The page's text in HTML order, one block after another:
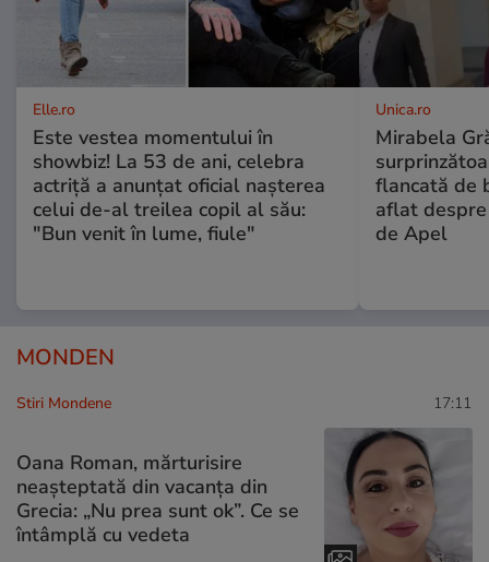
Elle.ro
Este vestea momentului în
showbiz! La 53 de ani, celebra
actriță a anunțat oficial nașterea
celui de-al treilea copil al său:
"Bun venit în lume, fiule"
Unica.ro
Mirabela
flancată de
aflat
de Apel
MONDEN
Stiri Mondene 17:11
Oana Roman, mărturisire
neașteptată din vacanța din
Grecia: „Nu prea sunt ok”. Ce se
întâmplă cu vedeta